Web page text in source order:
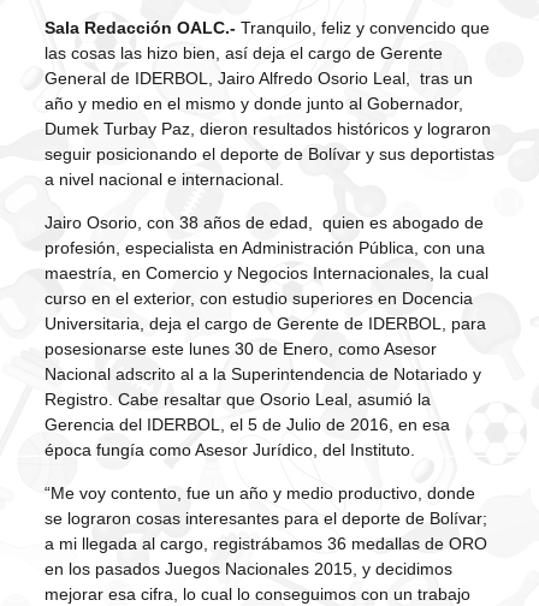
Sala Redacción OALC.-Tranquilo, feliz y convencido que
las cosas las hizo bien, así deja el cargo de Gerente
General de IDERBOL, Jairo Alfredo Osorio Leal, tras un
año y medio en el mismo y donde junto al Gobernador,
Dumek Turbay Paz, dieron resultados históricos y lograron
seguir posicionando el deporte de Bolívar y sus deportistas
a nivel nacional e internacional.
Jairo Osorio, con 38 años de edad, quien es abogado de
profesión, especialista en Administración Pública, con una
maestría, en Comercio y Negocios Internacionales, la cual
curso en el exterior, con estudio superiores en Docencia
Universitaria, deja el cargo de Gerente de IDERBOL, para
posesionarse este lunes 30 de Enero, como Asesor
Nacional adscrito al a la Superintendencia de Notariado y
Registro. Cabe resaltar que Osorio Leal, asumió la
Gerencia del IDERBOL, el 5 de Julio de 2016, en esa
época fungía como Asesor Jurídico, del Instituto.
“Me voy contento, fue un año y medio productivo, donde
se lograron cosas interesantes para el deporte de Bolívar;
a mi llegada al cargo, registrábamos 36 medallas de ORO
en los pasados Juegos Nacionales 2015, y decidimos
mejorar esa cifra, lo cual lo conseguimos con un trabajo